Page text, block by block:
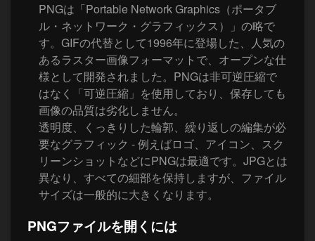
PNGは「Portable Network Graphics（ポータブ
ル・ネットワーク・グラフィックス）」の略で
す。GIFの代替として1996年に登場した、人気の
あるラスター画像フォーマットで、オープンな仕
様として開発されました。PNGは非可逆圧縮で
はなく「可逆圧縮」を使用しており、保存しても
画像の品質は劣化しません。
透明度、くっきりした輪郭、繰り返しの編集が必
要なグラフィック - 例えばロゴ、アイコン、スク
リーンショットなどにPNGは最適です。JPGとは
異なり、すべての細部を保持しますが、ファイル
サイズは一般的に大きくなります。
PNGファイルを開くには